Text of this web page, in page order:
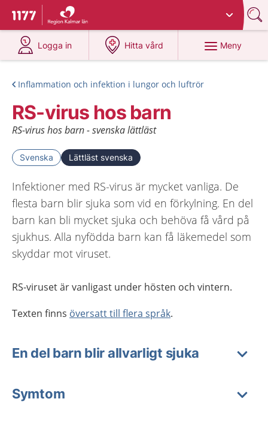
Till startsidan för 1177
Du har valt region
Logga in
på 1177.se
Hitta vård
på 1177.se
Meny
Inflammation och infektion i lungor och luftrör
RS-virus hos barn
RS-virus hos barn - svenska lättläst
Svenska Lättläst svenska
Infektioner med RS-virus är mycket vanliga. De
flesta barn blir sjuka som vid en förkylning. En del
barn kan bli mycket sjuka och behöva få vård på
sjukhus. Alla nyfödda barn kan få läkemedel som
skyddar mot viruset.
RS-viruset är vanligast under hösten och vintern.
Texten finns översatt till flera språk.
En del barn blir allvarligt sjuka
Symtom